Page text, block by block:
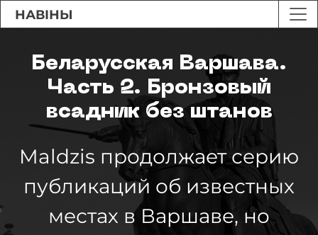
НАВІНЫ
Беларусская Варшава.
Часть 2. Бронзовый
всадник без штанов
Maldzis продолжает серию
публикаций об известных
местах в Варшаве, но